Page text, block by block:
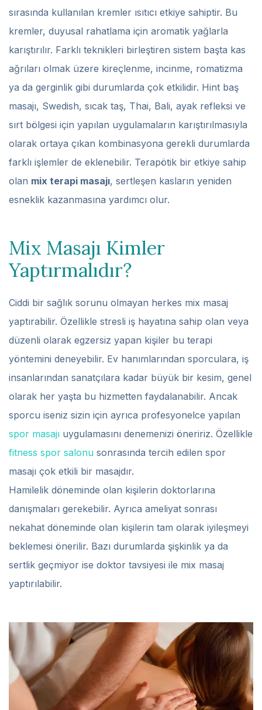
sırasında kullanılan kremler ısıtıcı etkiye sahiptir. Bu
kremler, duyusal rahatlama için aromatik yağlarla
karıştırılır. Farklı teknikleri birleştiren sistem başta kas
ağrıları olmak üzere kireçlenme, incinme, romatizma
ya da gerginlik gibi durumlarda çok etkilidir. Hint baş
masajı, Swedish, sıcak taş, Thai, Bali, ayak refleksi ve
sırt bölgesi için yapılan uygulamaların karıştırılmasıyla
olarak ortaya çıkan kombinasyona gerekli durumlarda
farklı işlemler de eklenebilir. Terapötik bir etkiye sahip
olan mix terapi masajı, sertleşen kasların yeniden
esneklik kazanmasına yardımcı olur.
Mix Masajı Kimler
Yaptırmalıdır?
Ciddi bir sağlık sorunu olmayan herkes mix masaj
yaptırabilir. Özellikle stresli iş hayatına sahip olan veya
düzenli olarak egzersiz yapan kişiler bu terapi
yöntemini deneyebilir. Ev hanımlarından sporculara, iş
insanlarından sanatçılara kadar büyük bir kesim, genel
olarak her yaşta bu hizmetten faydalanabilir. Ancak
sporcu iseniz sizin için ayrıca profesyonelce yapılan
spor masajı uygulamasını denemenizi öneririz. Özellikle
fitness spor salonu sonrasında tercih edilen spor
masajı çok etkili bir masajdır.
Hamilelik döneminde olan kişilerin doktorlarına
danışmaları gerekebilir. Ayrıca ameliyat sonrası
nekahat döneminde olan kişilerin tam olarak iyileşmeyi
beklemesi önerilir. Bazı durumlarda şişkinlik ya da
sertlik geçmiyor ise doktor tavsiyesi ile mix masaj
yaptırılabilir.